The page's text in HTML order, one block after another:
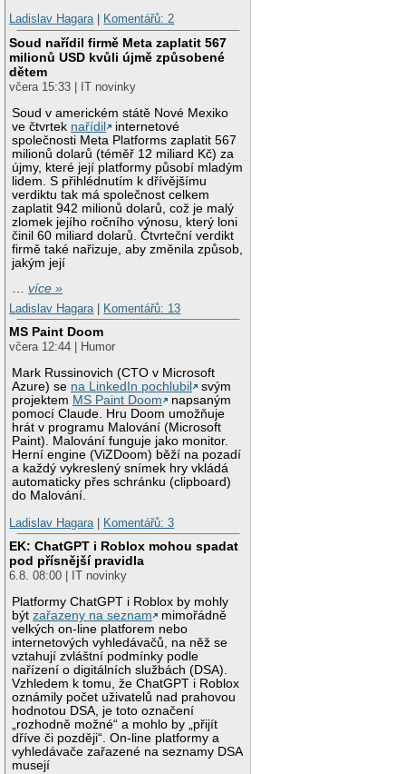
Ladislav Hagara| Komentářů: 2
Soud nařídil firmě Meta zaplatit 567
milionů USD kvůli újmě způsobené
dětem
včera 15:33 | IT novinky
Soud v americkém státě Nové Mexiko
ve čtvrtek nařídil
internetové
společnosti Meta Platforms zaplatit 567
milionů dolarů (téměř 12 miliard Kč) za
újmy, které její platformy působí mladým
lidem. S přihlédnutím k dřívějšímu
verdiktu tak má společnost celkem
zaplatit 942 milionů dolarů, což je malý
zlomek jejího ročního výnosu, který loni
činil 60 miliard dolarů. Čtvrteční verdikt
firmě také nařizuje, aby změnila způsob,
jakým její
…více »
Ladislav Hagara
Komentářů: 13
MS Paint Doom
včera 12:44 | Humor
Mark Russinovich (CTO v Microsoft
Azure) se na LinkedIn pochlubil
svým
projektem MS Paint Doom
napsaným
pomocí Claude. Hru Doom umožňuje
hrát v programu Malování (Microsoft
Paint). Malování funguje jako monitor.
Herní engine (ViZDoom) běží na pozadí
a každý vykreslený snímek hry vkládá
automaticky přes schránku (clipboard)
do Malování.
Ladislav Hagara
Komentářů: 3
EK: ChatGPT i Roblox mohou spadat
pod přísnější pravidla
6.8. 08:00 | IT novinky
Platformy ChatGPT i Roblox by mohly
býtzařazeny na seznam
mimořádně
velkých on-line platforem nebo
internetových vyhledávačů, na něž se
vztahují zvláštní podmínky podle
nařízení o digitálních službách (DSA).
Vzhledem k tomu, že ChatGPT i Roblox
oznámily počet uživatelů nad prahovou
hodnotou DSA, je toto označení
„rozhodně možné“ a mohlo by „přijít
dříve či později“. On-line platformy a
vyhledávače zařazené na seznamy DSA
musejí